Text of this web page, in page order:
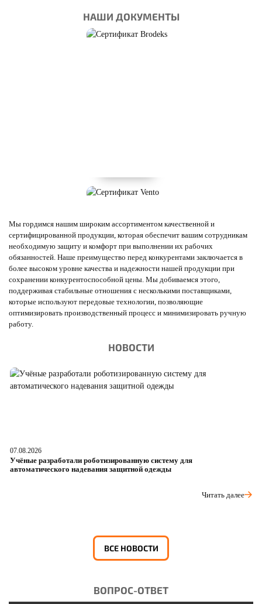
НАШИ ДОКУМЕНТЫ
Мы гордимся нашим широким ассортиментом качественной и
сертифицированной продукции, которая обеспечит вашим сотрудникам
необходимую защиту и комфорт при выполнении их рабочих
обязанностей. Наше преимущество перед конкурентами заключается в
более высоком уровне качества и надежности нашей продукции при
сохранении конкурентоспособной цены. Мы добиваемся этого,
поддерживая стабильные отношения с несколькими поставщиками,
которые используют передовые технологии, позволяющие
оптимизировать производственный процесс и минимизировать ручную
работу.
НОВОСТИ
07.08.2026
Учёные разработали роботизированную систему для
автоматического надевания защитной одежды
Читать далее
ВСЕ НОВОСТИ
ВОПРОС-ОТВЕТ